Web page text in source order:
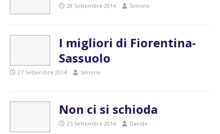
28 Settembre 2014 Simone
I migliori di Fiorentina-
Sassuolo
27 Settembre 2014 Simone
Non ci si schioda
25 Settembre 2014 Davide